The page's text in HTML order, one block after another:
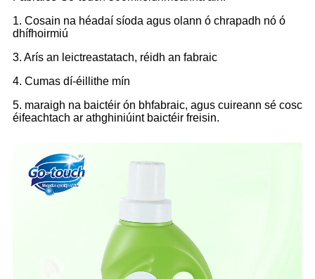
1. Cosain na héadaí síoda agus olann ó chrapadh nó ó
dhífhoirmiú
3. Arís an leictreastatach, réidh an fabraic
4. Cumas dí-éillithe mín
5. maraigh na baictéir ón bhfabraic, agus cuireann sé cosc
​​​​éifeachtach ar athghiniúint baictéir freisin.